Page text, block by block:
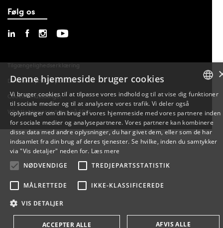
Følg os
Tilgængelighedserklæring
Databeskyttelse på SDU
Cookie-indstillinger
Whistleblowerordning på SDU
ENGLISH
Denne hjemmeside bruger cookies
Vi bruger cookies til at tilpasse vores indhold og til at vise dig funktioner
til sociale medier og til at analysere vores trafik. Vi deler også
oplysninger om din brug af vores hjemmeside med vores partnere inden
for sociale medier og analysepartnere. Vores partnere kan kombinere
disse data med andre oplysninger, du har givet dem, eller som de har
indsamlet fra din brug af deres tjenester. Se hvilke, inden du samtykker
via "Vis detaljer" neden for. Læs mere
NØDVENDIGE
TREDJEPARTSSTATISTIK
MÅLRETTEDE IKKE-KLASSIFICEREDE
VIS DETALJER
ACCEPTER ALLE AFVIS ALLE